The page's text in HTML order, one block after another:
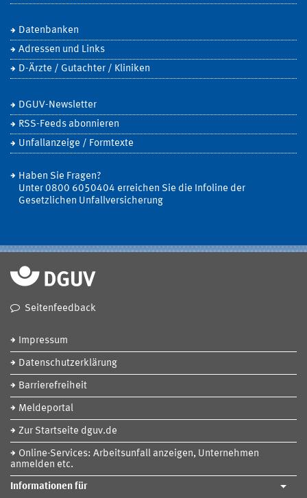
Datenbanken
Adressen und Links
D-Ärzte / Gutachter / Kliniken
DGUV-Newsletter
RSS-Feeds abonnieren
Unfallanzeige / Formtexte
Haben Sie Fragen?
Unter 0800 6050404 erreichen Sie die Infoline der
Gesetzlichen Unfallversicherung
Seitenfeedback
Impressum
Datenschutzerklärung
Barrierefreiheit
Meldeportal
Zur Startseite dguv.de
Online-Services: Arbeitsunfall anzeigen, Unternehmen
anmelden etc.
Informationen für